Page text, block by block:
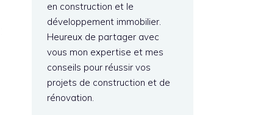
en construction et le
développement immobilier.
Heureux de partager avec
vous mon expertise et mes
conseils pour réussir vos
projets de construction et de
rénovation.